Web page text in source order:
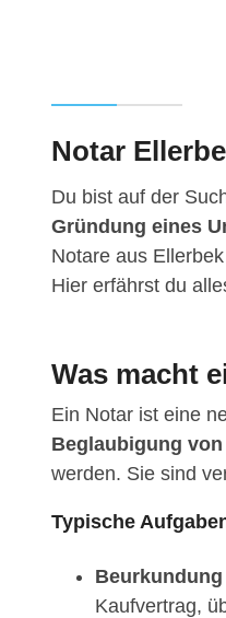
Notar
Du bist auf der
Gründung eines
Notare aus
Hier erfährst du
Was macht
Ein Notar ist eine
Beglaubigung
werden. Sie sind
Typische
Kaufvertrag,